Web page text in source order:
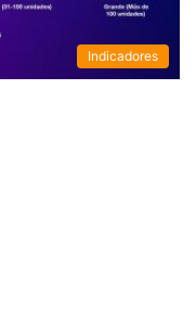
Indicadores